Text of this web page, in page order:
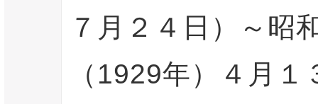
７月２４日）～昭
（1929年）４月１